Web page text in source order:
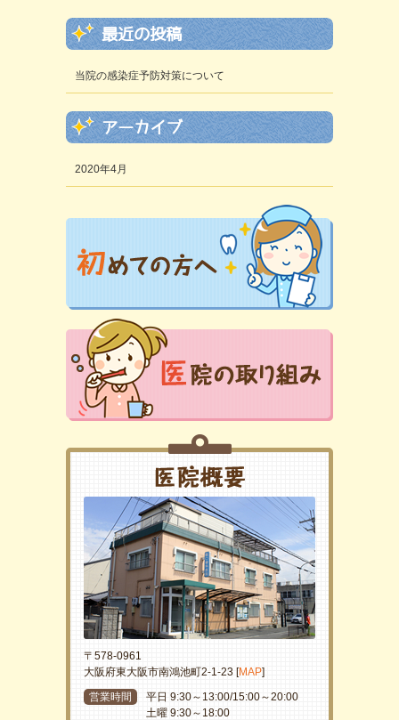
最近の投稿
当院の感染症予防対策について
アーカイブ
2020年4月
〒578-0961
大阪府東大阪市南鴻池町2-1-23 [MAP]
営業時間
平日 9:30～13:00/15:00～20:00
土曜 9:30～18:00